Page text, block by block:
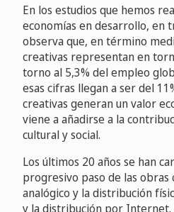
En los estudios que hemos
economías en desarrollo, en
observa que, en término
creativas representan en
torno al 5,3% del empleo
esas cifras llegan a ser del
creativas generan un valor
viene a añadirse a la
cultural y social.
Los últimos 20 años se han
progresivo paso de las
analógico y la distribución
y la distribución por Internet.